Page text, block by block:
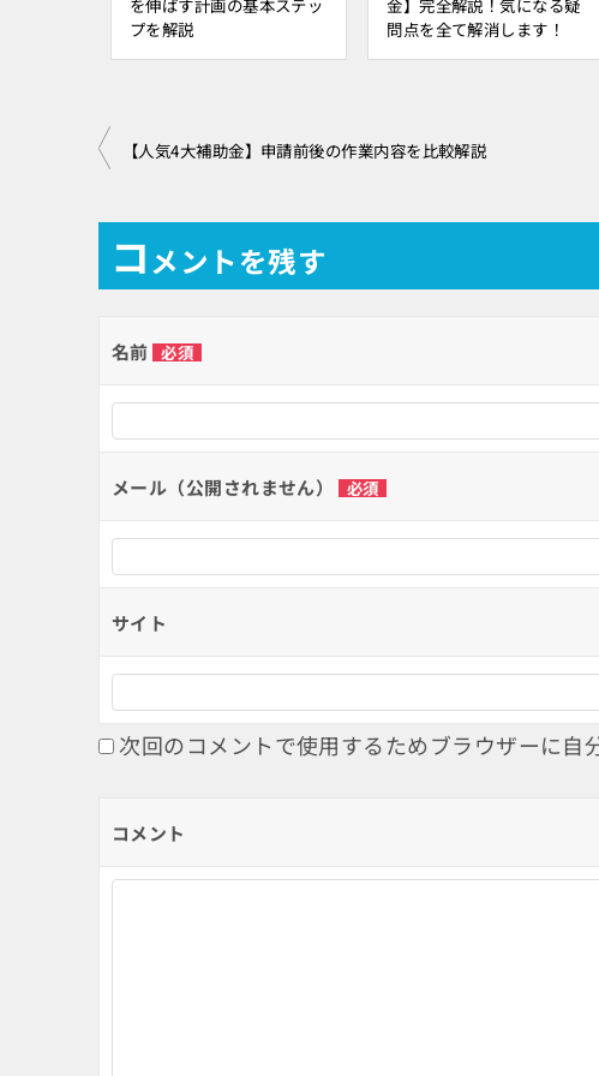
プを解説
問点を全て解消します！
投
ナ
ビ
ー
シ
ョ
ン
【人気4大補助金】申請前後の作業内容を比較解説
コメントを残す
名前 必須
メール（公開されません） 必須
サイト
次回のコメントで使用するためブラウザーに自
コメント